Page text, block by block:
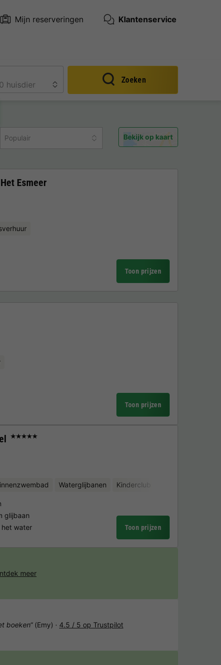
Mijn reserveringen Klantenservice
Zoeken
Populair Bekijk op kaart
Esmeer
Toon prijzen
Toon prijzen
★★★★★
Waterglijbanen Kinderclub
glijbaan
het water
Toon prijzen
meer
boeken“(Emy) · 4.5 / 5 op Trustpilot